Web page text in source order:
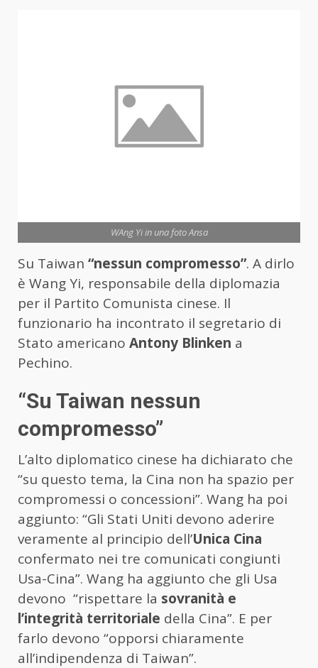
WAng Yi in una foto Ansa
Su Taiwan “nessun compromesso”. A dirlo
è Wang Yi, responsabile della diplomazia
per il Partito Comunista cinese. Il
funzionario ha incontrato il segretario di
Stato americano Antony Blinken a
Pechino.
“Su Taiwan nessun
compromesso”
L’alto diplomatico cinese ha dichiarato che
“su questo tema, la Cina non ha spazio per
compromessi o concessioni”. Wang ha poi
aggiunto: “Gli Stati Uniti devono aderire
veramente al principio dell’Unica Cina
confermato nei tre comunicati congiunti
Usa-Cina”. Wang ha aggiunto che gli Usa
devono “rispettare la sovranità e
l’integrità territoriale della Cina”. E per
farlo devono “opporsi chiaramente
all’indipendenza di Taiwan”.